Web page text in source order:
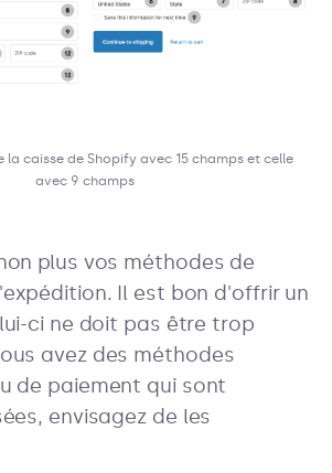
caisse de Shopify avec 15 champs et celle
avec 9 champs
plus vos méthodes de
Il est bon d'offrir un
ci ne doit pas être trop
avez des méthodes
de paiement qui sont
envisagez de les